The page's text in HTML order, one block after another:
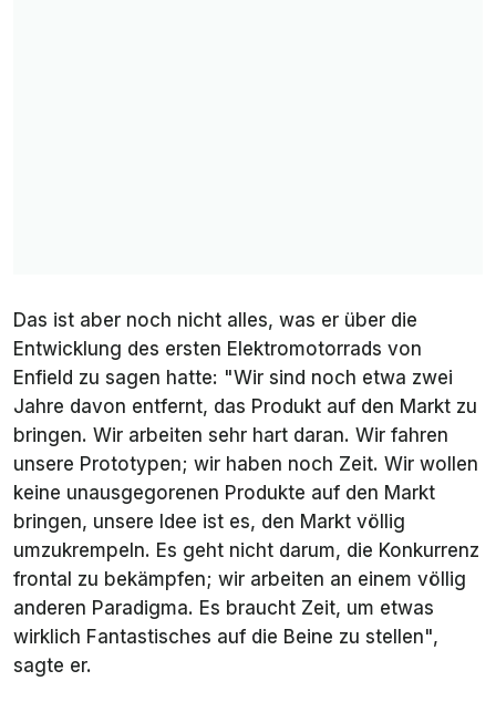
Das ist aber noch nicht alles, was er über die
Entwicklung des ersten Elektromotorrads von
Enfield zu sagen hatte: "Wir sind noch etwa zwei
Jahre davon entfernt, das Produkt auf den Markt zu
bringen. Wir arbeiten sehr hart daran. Wir fahren
unsere Prototypen; wir haben noch Zeit. Wir wollen
keine unausgegorenen Produkte auf den Markt
bringen, unsere Idee ist es, den Markt völlig
umzukrempeln. Es geht nicht darum, die Konkurrenz
frontal zu bekämpfen; wir arbeiten an einem völlig
anderen Paradigma. Es braucht Zeit, um etwas
wirklich Fantastisches auf die Beine zu stellen",
sagte er.